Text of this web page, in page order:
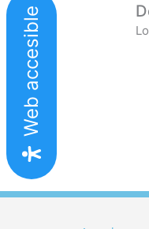
Web accesible